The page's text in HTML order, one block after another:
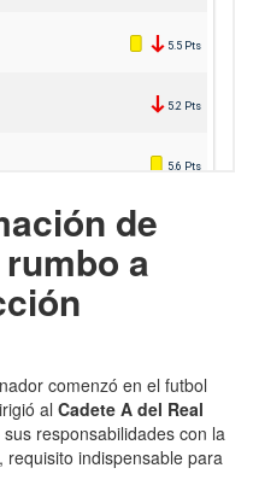
de
a
comenzó en el futbol
al Cadete A del Real
responsabilidades con la
, requisito indispensable para